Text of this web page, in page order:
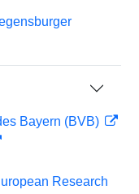
Bayern (BVB)
Research